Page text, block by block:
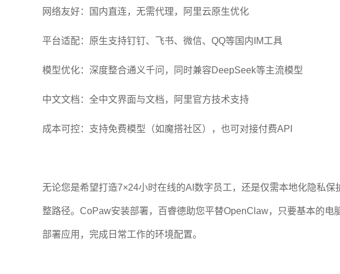
网络友好：国内直连，无需代理，阿里云原生优化
平台适配：原生支持钉钉、飞书、微信、QQ等国内IM工具
模型优化：深度整合通义千问，同时兼容DeepSeek等主流模型
中文文档：全中文界面与文档，阿里官方技术支持
成本可控：支持免费模型（如魔搭社区），也可对接付费API
无论您是希望打造7×24小时在线的AI数字员工，还是仅需本地化隐私
整路径。CoPaw安装部署，百睿德助您平替OpenClaw，只要基本的
部署应用，完成日常工作的环境配置。